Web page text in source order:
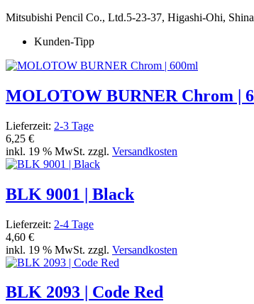
Mitsubishi Pencil Co., Ltd.5-23-37, Higashi-Ohi,
Kunden-Tipp
MOLOTOW BURNER Chrom |
Lieferzeit: 2-3 Tage
6,25 €
inkl. 19 % MwSt. zzgl. Versandkosten
BLK 9001 | Black
Lieferzeit: 2-4 Tage
4,60 €
inkl. 19 % MwSt. zzgl. Versandkosten
BLK 2093 | Code Red